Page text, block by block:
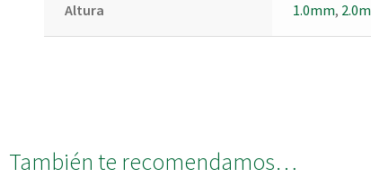
Altura 1.0mm,
También te recomendamos…